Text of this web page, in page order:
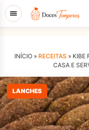
INÍCIO » RECEITAS » KIBE
CASA E
LANCHES